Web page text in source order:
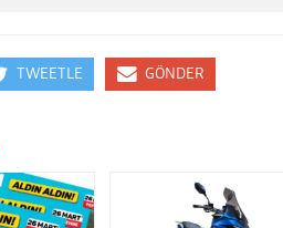
TWEETLE GÖNDER